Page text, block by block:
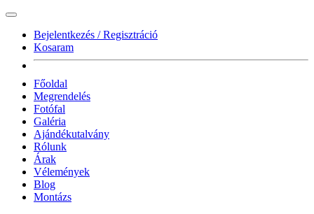
Bejelentkezés / Regisztráció
Kosaram
Főoldal
Megrendelés
Fotófal
Galéria
Ajándékutalvány
Rólunk
Árak
Vélemények
Blog
Montázs